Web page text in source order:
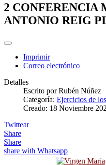
2 CONFERENCIA
ANTONIO REIG
Imprimir
Correo electrónico
Detalles
Escrito porRubén Núñez
Categoría: Ejercicios de
Creado: 18 Noviembre
Twittear
Share
Share
share with Whatsapp